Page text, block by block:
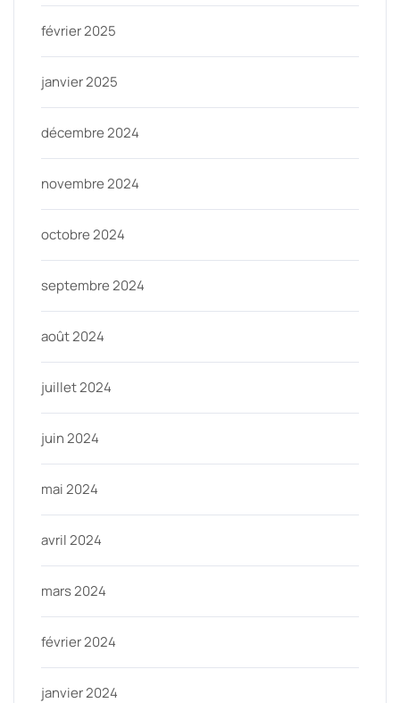
février 2025
janvier 2025
décembre 2024
novembre 2024
octobre 2024
septembre 2024
août 2024
juillet 2024
juin 2024
mai 2024
avril 2024
mars 2024
février 2024
janvier 2024